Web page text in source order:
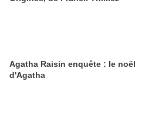
Agatha Raisin enquête : le noël
d'Agatha